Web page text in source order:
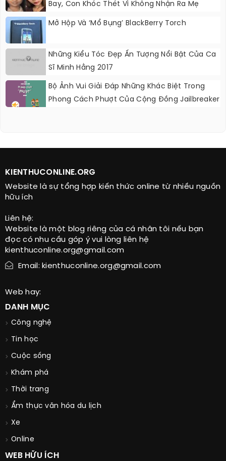
Bay, Con Khóc Thét Vì Không Nhận Ra Mẹ
Mở Hộp Và ‘mổ Bụng’ BlackBerry Torch
Những Kiểu Tóc Đẹp Ấn Tượng Nổi Bật Của Ca
Sĩ Minh Hằng 2017
Bộ Ảnh Vui Giải Đáp Những Khác Biệt Trong
Phong Cách Phượt Của Cộng Đồng Jailbreaker
KIENTHUCONLINE.ORG
Website là sự tổng hợp kiến thức online từ nhiều nguồn
hữu ích
Liên hệ:
Website là một blog riêng của cá nhân tôi nếu bạn
đọc có nhu cầu góp ý vui lòng liên hệ
kienthuconline.org@gmail.com
Email: kienthuconline.org@gmail.com
Web hay:
DANH MỤC
Công nghệ
Tin học
Cuộc sống
Khám phá
Thời trang
Ẩm thực văn hóa du lịch
Xe
Online
WEB HỮU ÍCH